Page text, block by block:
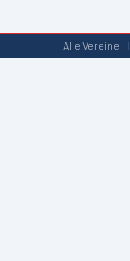
Alle Vereine |